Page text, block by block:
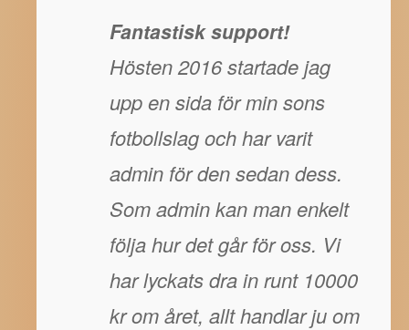
Fantastisk support!
Hösten 2016 startade jag
upp en sida för min sons
fotbollslag och har varit
admin för den sedan dess.
Som admin kan man enkelt
följa hur det går för oss. Vi
har lyckats dra in runt 10000
kr om året, allt handlar ju om